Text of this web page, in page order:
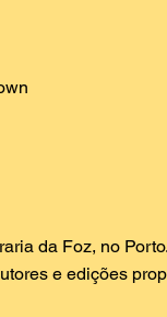
da Foz, no Porto.
e edições